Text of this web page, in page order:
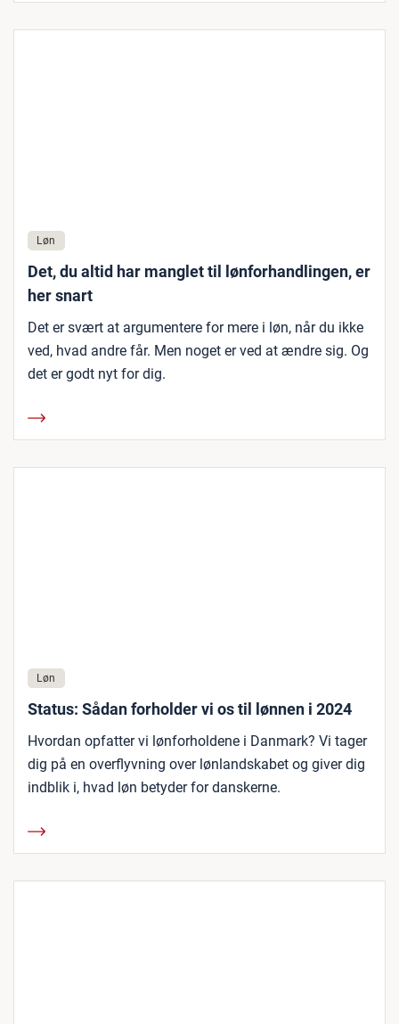
Løn
Det, du altid har manglet til lønforhandlingen, er
her snart
Det er svært at argumentere for mere i løn, når du ikke
ved, hvad andre får. Men noget er ved at ændre sig. Og
det er godt nyt for dig.
Løn
Status: Sådan forholder vi os til lønnen i 2024
Hvordan opfatter vi lønforholdene i Danmark? Vi tager
dig på en overflyvning over lønlandskabet og giver dig
indblik i, hvad løn betyder for danskerne.